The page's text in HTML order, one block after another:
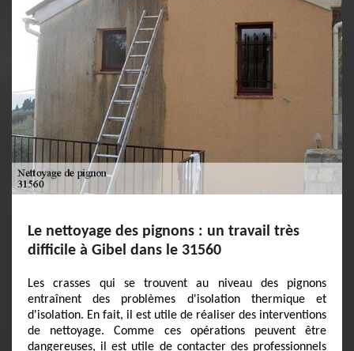
Le nettoyage des pignons : un travail très
difficile à Gibel dans le 31560
Les crasses qui se trouvent au niveau des pignons
entraînent des problèmes d'isolation thermique et
d'isolation. En fait, il est utile de réaliser des interventions
de nettoyage. Comme ces opérations peuvent être
dangereuses, il est utile de contacter des professionnels